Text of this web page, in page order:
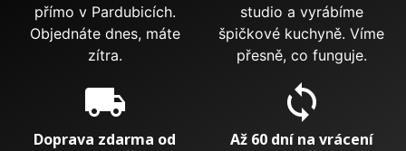
přímo v Pardubicích.
Objednáte dnes, máte
zítra.
studio a vyrábíme
špičkové kuchyně. Víme
přesně, co funguje.
local_shipping
Doprava zdarma od
sync
Až 60 dní na vrácení